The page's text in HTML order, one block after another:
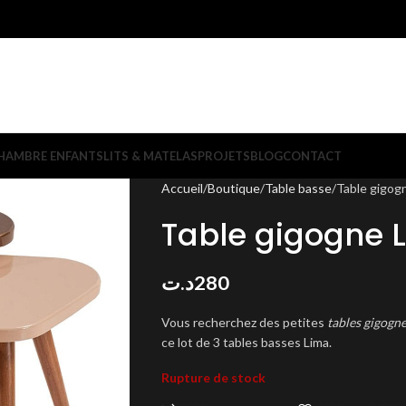
ENFANTSLITS & MATELASPROJETSBLOGCONTACT
Accueil Boutique Table basse Table
Table gigogne
280د.ت
Vous recherchez des petites tables
ce lot de 3 tables basses Lima.
Rupture de stock